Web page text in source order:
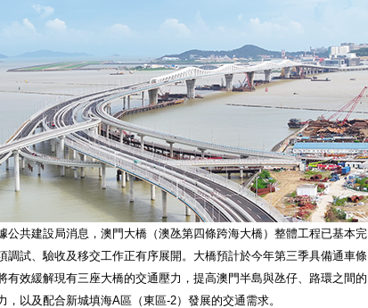
公共建設局消息，澳門大橋（澳氹第四條跨海大橋）整體工程已基本完
調試、驗收及移交工作正有序展開。大橋預計於今年第三季具備通車條
有效緩解現有三座大橋的交通壓力，提高澳門半島與氹仔、路環之間的
，以及配合新城填海A區（東區-2）發展的交通需求。